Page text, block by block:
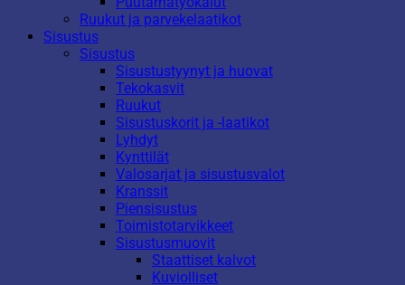
Ruukut ja parvekelaatikot
Sisustus
Sisustus
Sisustustyynyt ja huovat
Tekokasvit
Ruukut
Sisustuskorit ja -laatikot
Lyhdyt
Kynttilät
Valosarjat ja sisustusvalot
Kranssit
Piensisustus
Toimistotarvikkeet
Sisustusmuovit
Staattiset kalvot
Kuviolliset